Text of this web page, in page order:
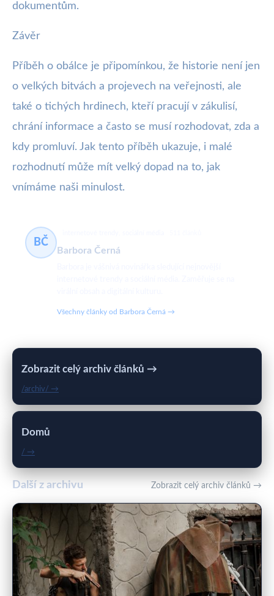
dokumentům.
Závěr
Příběh o obálce je připomínkou, že historie není jen
o velkých bitvách a projevech na veřejnosti, ale
také o tichých hrdinech, kteří pracují v zákulisí,
chrání informace a často se musí rozhodovat, zda a
kdy promluví. Jak tento příběh ukazuje, i malé
rozhodnutí může mít velký dopad na to, jak
vnímáme naši minulost.
BČ
Barbora Černá
Všechny články od Barbora Černá →
Zobrazit celý archiv článků →
/archiv/ →
Domů
/ →
Další z archivu Zobrazit celý archiv článků →